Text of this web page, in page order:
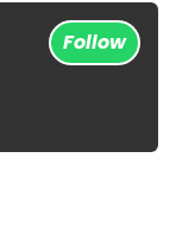
Follow